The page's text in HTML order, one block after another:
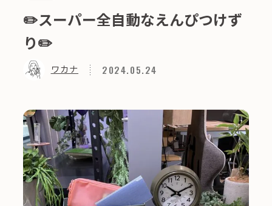
✏️スーパー全自動なえんぴつけず
り✏️
ワカナ 2024.05.24